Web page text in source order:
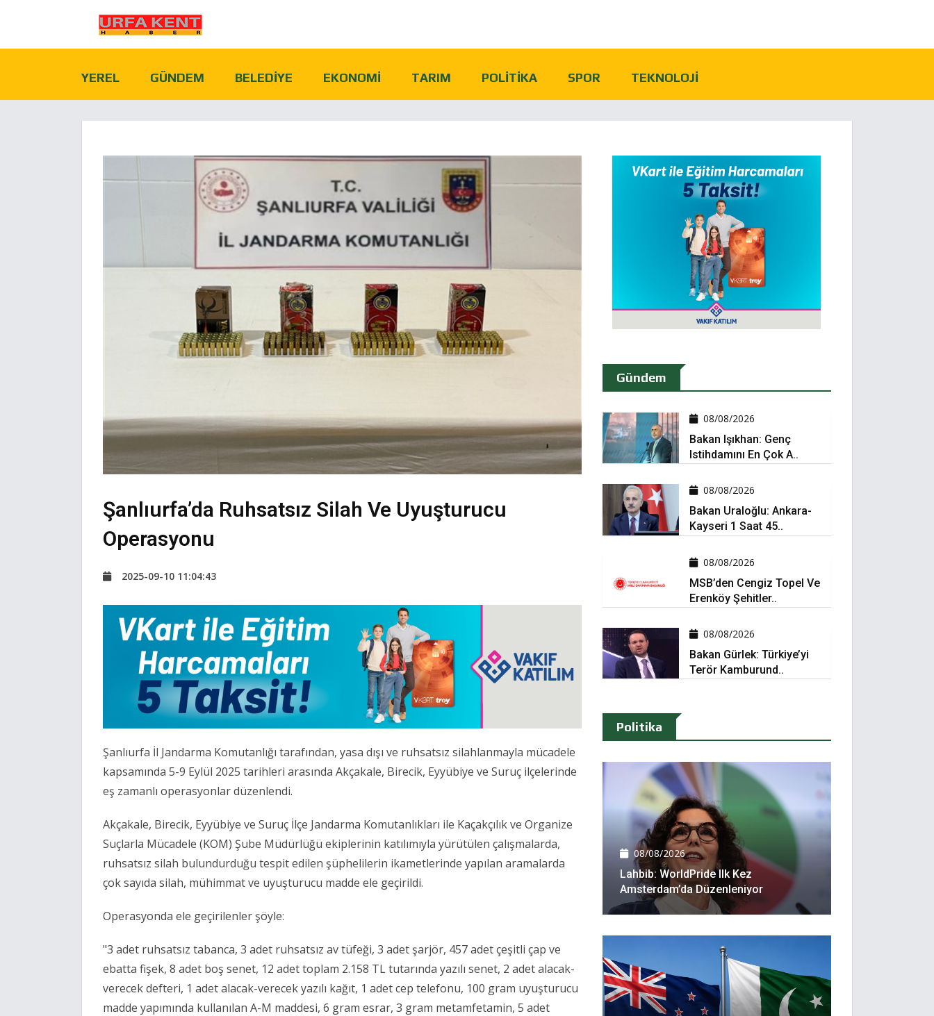
YEREL GÜNDEM BELEDIYE EKONOMI TARIM POLITIKA SPOR TEKNOLOJI
Şanlıurfa’da Ruhsatsız Silah Ve Uyuşturucu
Operasyonu
2025-09-10 11:04:43
Şanlıurfa İl Jandarma Komutanlığı tarafından, yasa dışı ve ruhsatsız silahlanmayla mücadele
kapsamında 5-9 Eylül 2025 tarihleri arasında Akçakale, Birecik, Eyyübiye ve Suruç ilçelerinde
eş zamanlı operasyonlar düzenlendi.
Akçakale, Birecik, Eyyübiye ve Suruç İlçe Jandarma Komutanlıkları ile Kaçakçılık ve Organize
Suçlarla Mücadele (KOM) Şube Müdürlüğü ekiplerinin katılımıyla yürütülen çalışmalarda,
ruhsatsız silah bulundurduğu tespit edilen şüphelilerin ikametlerinde yapılan aramalarda
çok sayıda silah, mühimmat ve uyuşturucu madde ele geçirildi.
Operasyonda ele geçirilenler şöyle:
"3 adet ruhsatsız tabanca, 3 adet ruhsatsız av tüfeği, 3 adet şarjör, 457 adet çeşitli çap ve
ebatta fişek, 8 adet boş senet, 12 adet toplam 2.158 TL tutarında yazılı senet, 2 adet alacak-
verecek defteri, 1 adet alacak-verecek yazılı kağıt, 1 adet cep telefonu, 100 gram uyuşturucu
madde yapımında kullanılan A-M maddesi, 6 gram esrar, 3 gram metamfetamin, 5 adet
Gündem
08/08/2026
Bakan Işıkhan: Genç
Istihdamını En Çok A..
08/08/2026
Bakan Uraloğlu: Ankara-
Kayseri 1 Saat 45..
08/08/2026
MSB’den Cengiz Topel Ve
Erenköy Şehitler..
08/08/2026
Bakan Gürlek: Türkiye’yi
Terör Kamburund..
Politika
08/08/2026
Lahbib: WorldPride Ilk Kez
Amsterdam’da Düzenleniyor